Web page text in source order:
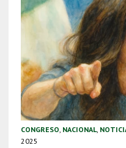
CONGRESO NACIONAL,
2025